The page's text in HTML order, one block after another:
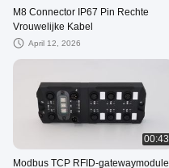
M8 Connector IP67 Pin Rechte
Vrouwelijke Kabel
April 12, 2026
00:43
Modbus TCP RFID-gatewaymodule